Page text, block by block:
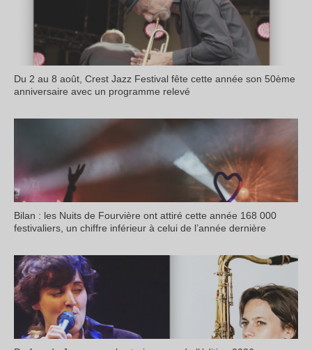
Du 2 au 8 août, Crest Jazz Festival fête cette année son 50ème
anniversaire avec un programme relevé
Bilan : les Nuits de Fourvière ont attiré cette année 168 000
festivaliers, un chiffre inférieur à celui de l’année dernière